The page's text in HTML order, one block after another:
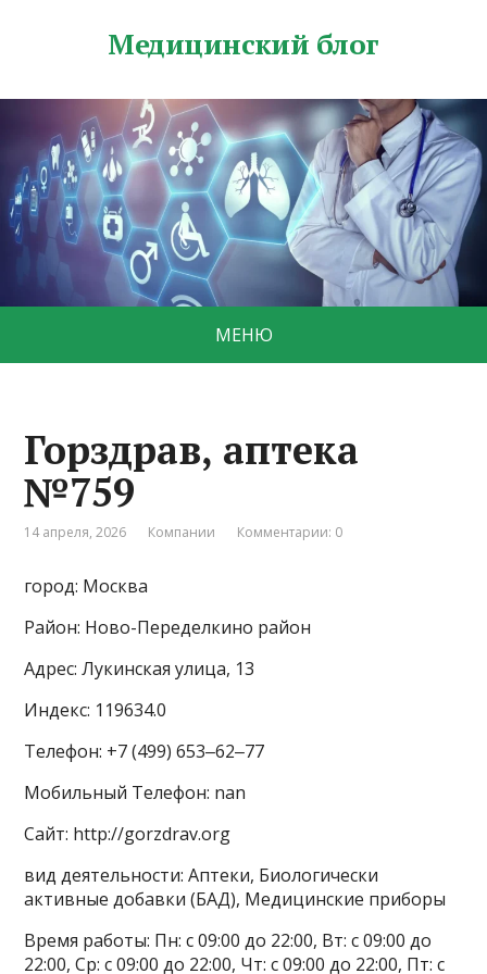
Медицинский блог
МЕНЮ
Горздрав, аптека
№759
14 апреля, 2026 Компании Комментарии: 0
город: Москва
Район: Ново-Переделкино район
Адрес: Лукинская улица, 13
Индекс: 119634.0
Телефон: +7 (499) 653‒62‒77
Мобильный Телефон: nan
Сайт: http://gorzdrav.org
вид деятельности: Аптеки, Биологически
активные добавки (БАД), Медицинские приборы
Время работы: Пн: с 09:00 до 22:00, Вт: с 09:00 до
22:00, Ср: с 09:00 до 22:00, Чт: с 09:00 до 22:00, Пт: с